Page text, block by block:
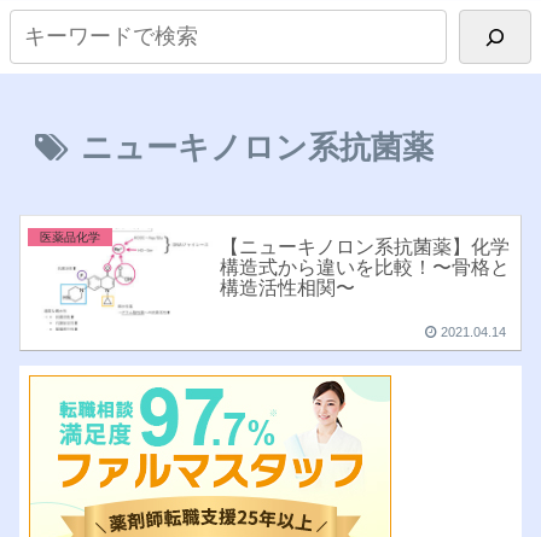
ニューキノロン系抗菌薬
医薬品化学
【ニューキノロン系抗菌薬】化学
構造式から違いを比較！〜骨格と
構造活性相関〜
2021.04.14